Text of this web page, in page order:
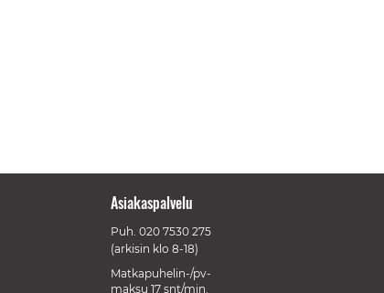
Asiakaspalvelu
Puh. 020 7530 275
(arkisin klo 8-18)
Matkapuhelin-/pv-
maksu 17 snt/min.